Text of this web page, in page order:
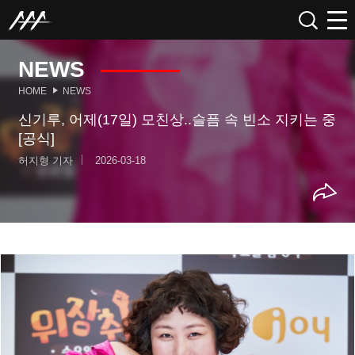
NEWS
HOME NEWS
신기루, 어제(17일) 모친상..슬픔 속 빈소 지키는 중
[공식]
허지형 기자 2026-03-18